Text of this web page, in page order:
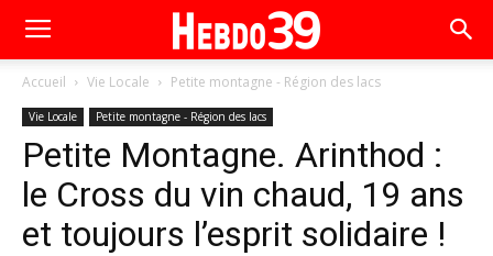
Accueil Vie Locale Petite montagne - Région des lacs
Vie Locale Petite montagne - Région des lacs
Petite Montagne. Arinthod :
le Cross du vin chaud, 19 ans
et toujours l’esprit solidaire !